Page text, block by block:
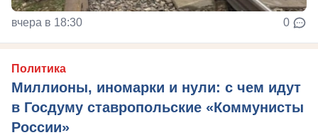
вчера в 18:30 0
Политика
Миллионы, иномарки и нули: с чем идут
в Госдуму ставропольские «Коммунисты
России»